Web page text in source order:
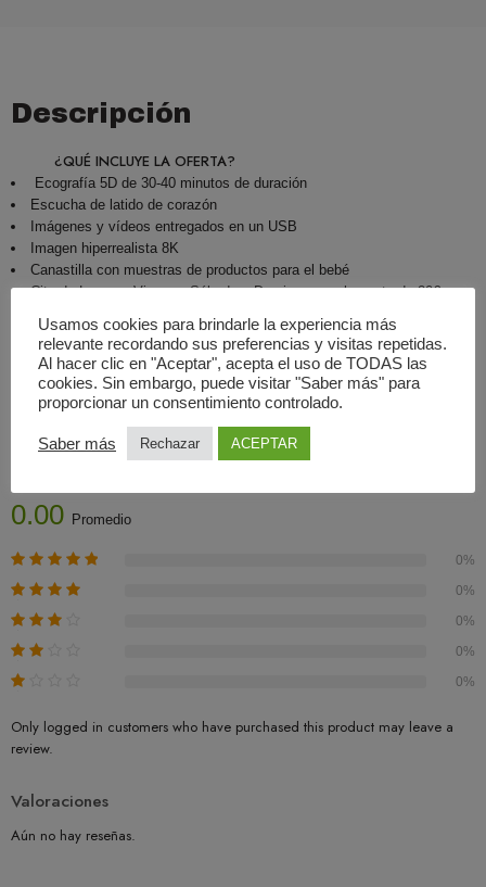
Descripción
¿QUÉ INCLUYE LA OFERTA?
Ecografía 5D de 30-40 minutos de duración
Escucha de latido de corazón
Imágenes y vídeos entregados en un USB
Imagen hiperrealista 8K
Canastilla con muestras de productos para el bebé
Cita de Lunes a Viernes. Sábado y Domingos suplemento de 20€
Valoraciones (0)
Basado En 0 Valoraciones
0.00 Promedio
0%
0%
0%
0%
0%
Only logged in customers who have purchased this product may leave a
review.
Valoraciones
Aún no hay reseñas.
Usamos cookies para brindarle la experiencia más
relevante recordando sus preferencias y visitas repetidas.
Al hacer clic en "Aceptar", acepta el uso de TODAS las
cookies. Sin embargo, puede visitar "Saber más" para
proporcionar un consentimiento controlado.
Saber más Rechazar ACEPTAR